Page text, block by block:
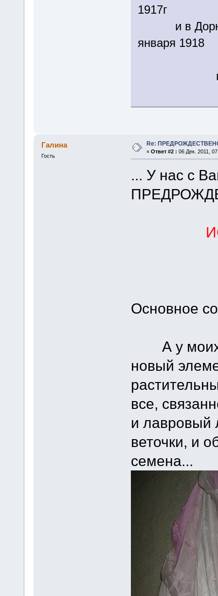
1917г
и в
января 1918
перевод
Галина
Гость
Re:
« Ответ #2 : 06 Дек. 2011,
... У нас с
Основное
А у моих
новый
все,
и лавровый
веточки, и
семена...